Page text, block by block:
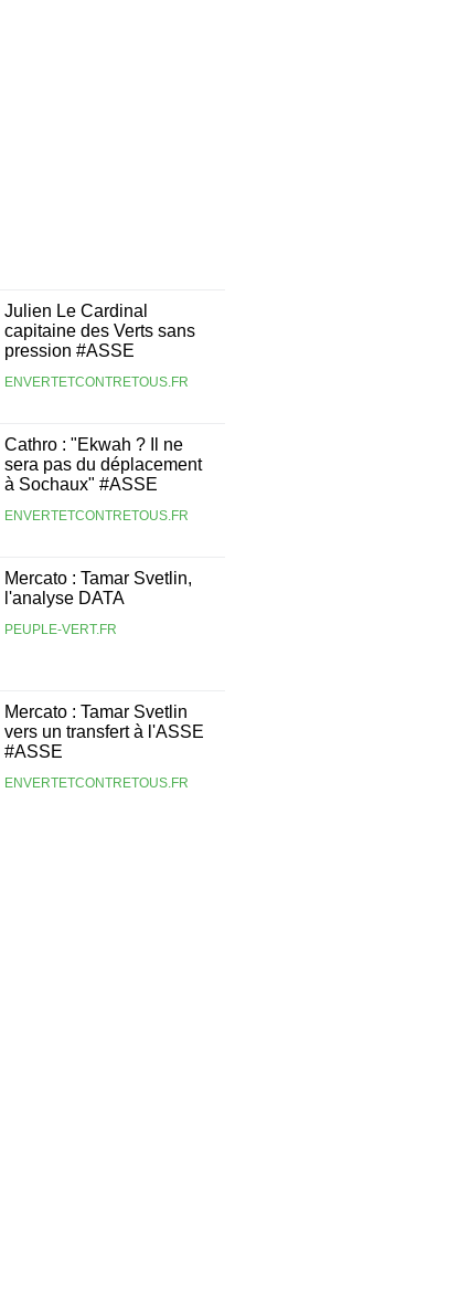
Julien Le Cardinal
capitaine des Verts sans
pression #ASSE
ENVERTETCONTRETOUS.FR
Cathro : "Ekwah ? Il ne
sera pas du déplacement
à Sochaux" #ASSE
ENVERTETCONTRETOUS.FR
Mercato : Tamar Svetlin,
l'analyse DATA
PEUPLE-VERT.FR
Mercato : Tamar Svetlin
vers un transfert à l'ASSE
#ASSE
ENVERTETCONTRETOUS.FR